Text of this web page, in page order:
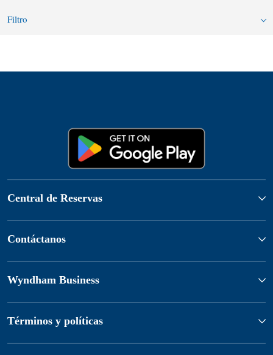
Filtro
Central de Reservas
Contáctanos
Wyndham Business
Términos y políticas